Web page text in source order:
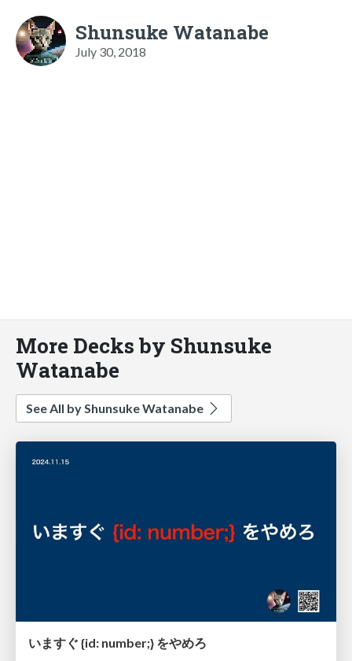
Shunsuke Watanabe
July 30, 2018
More Decks by Shunsuke
Watanabe
See All by Shunsuke Watanabe
いますぐ {id: number;} をやめろ